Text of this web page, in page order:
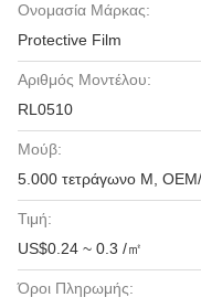
Ονομασία Μάρκας:
Protective Film
Αριθμός Μοντέλου:
RL0510
Μούβ:
5.000 τετράγωνο Μ,
Τιμή:
US$0.24 ~ 0.3 /㎡
Όροι Πληρωμής: